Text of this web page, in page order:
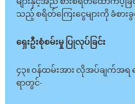
များနှင့်အညီ စားစရိတ်ထောက်ပံ့ခြ
သည့် စရိတ်ကြေးငွေများကို ခံစား
ရှေးဦးစုံစမ်းမှု ပြုလုပ်ခြင်း
၄၃။ ဝန်ထမ်းအား လိုအပ်ချက်အရ
ရာတွင်-